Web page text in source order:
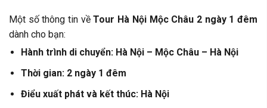
Một số thông tin vềTour Hà Nội Mộc Châu 2 ngày 1 đêm
dành cho bạn:
Hành trình di chuyển: Hà Nội – Mộc Châu – Hà Nội
Thời gian: 2 ngày 1 đêm
Điểu xuất phát và kết thúc: Hà Nội